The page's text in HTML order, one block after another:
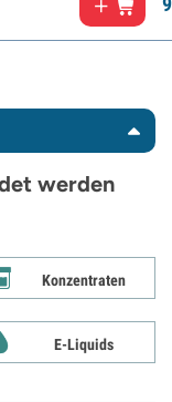
werden
Konzentraten
E-Liquids